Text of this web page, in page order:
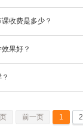
收费是多少？
果好？
前一页 1 2